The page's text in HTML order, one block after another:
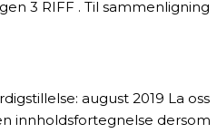
3 RIFF . Til sammenligning
august 2019 La oss
innholdsfortegnelse dersom